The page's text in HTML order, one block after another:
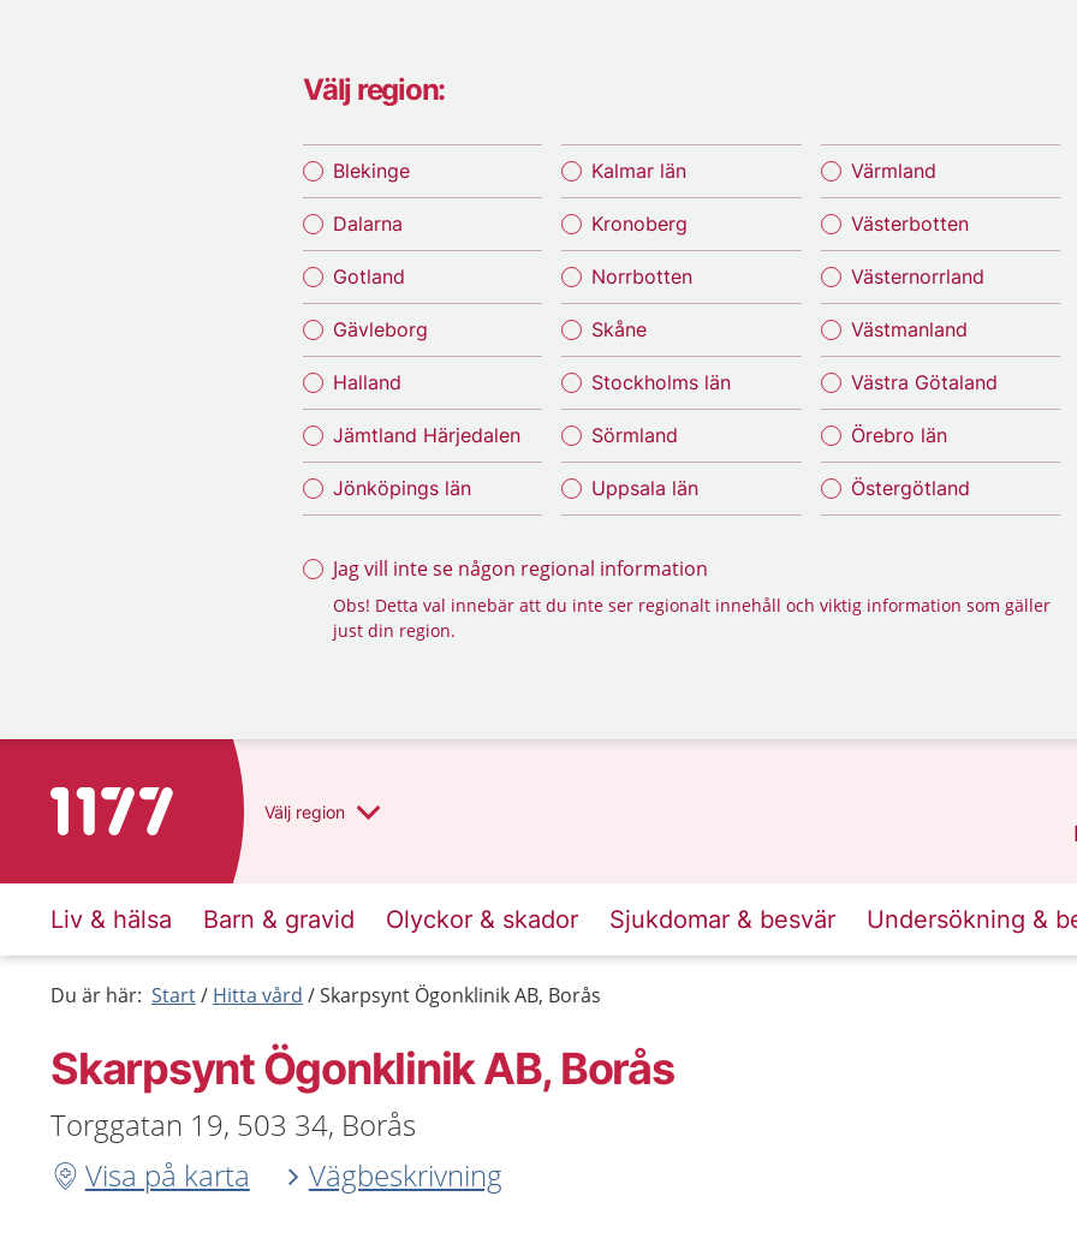
Välj region:
Blekinge
Dalarna
Gotland
Gävleborg
Halland
Jämtland Härjedalen
Jönköpings län
Kalmar län
Kronoberg
Norrbotten
Skåne
Stockholms län
Sörmland
Uppsala län
Värmland
Västerbotten
Västernorrland
Västmanland
Västra Götaland
Örebro län
Östergötland
Jag vill inte se någon regional information
Obs! Detta val innebär att du inte ser regionalt innehåll och viktig information som gäller
just din region.
Till startsidan för 1177 Välj region
Liv & hälsa Barn & gravid Olyckor & skador Sjukdomar & besvär Undersökning &
Du är här: Start Hitta vård Skarpsynt Ögonklinik AB, Borås
Skarpsynt Ögonklinik AB, Borås
Torggatan 19, 503 34, Borås
Visa på karta
Vägbeskrivning